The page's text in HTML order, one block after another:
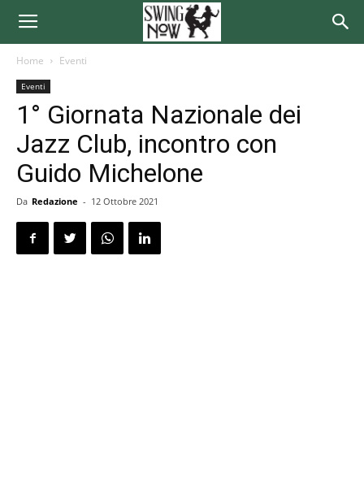
Home Eventi
Eventi
1° Giornata Nazionale dei
Jazz Club, incontro con
Guido Michelone
Da Redazione - 12 Ottobre 2021